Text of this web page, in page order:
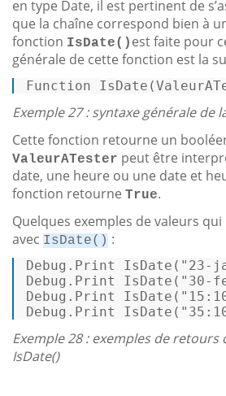
en type Date, il est pertinent de
que la chaîne correspond bien à
fonction IsDate() est faite pour
générale de cette fonction est la
Function
Exemple 27 : syntaxe générale de
Cette fonction retourne un
ValeurATester peut être
date, une heure ou une date et
fonction retourne True.
Quelques exemples de valeurs
avec IsDate() :
Debug .Print IsDate ( "23-
Debug .Print IsDate ( "30-
Debug .Print IsDate (
Debug .Print IsDate (
Exemple 28 : exemples de retours
IsDate()